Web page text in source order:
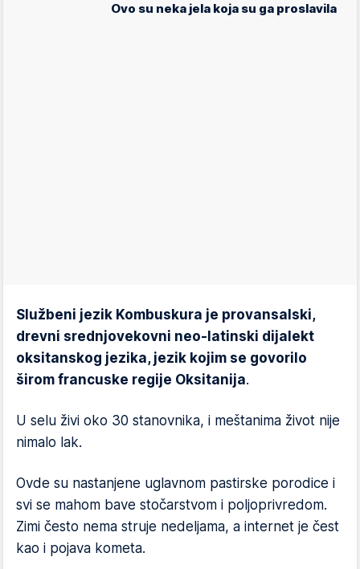
Ovo su neka jela koja su ga proslavila
Službeni jezik Kombuskura je provansalski,
drevni srednjovekovni neo-latinski dijalekt
oksitanskog jezika, jezik kojim se govorilo
širom francuske regije Oksitanija.
U selu živi oko 30 stanovnika, i meštanima život nije
nimalo lak.
Ovde su nastanjene uglavnom pastirske porodice i
svi se mahom bave stočarstvom i poljoprivredom.
Zimi često nema struje nedeljama, a internet je čest
kao i pojava kometa.